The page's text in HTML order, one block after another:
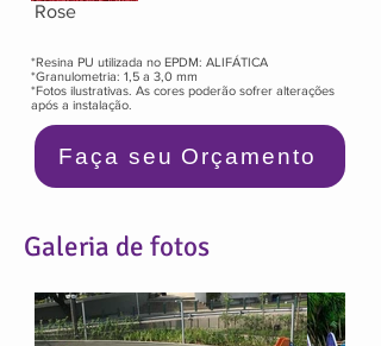
Rose
*Resina PU utilizada no EPDM: ALIFÁTICA
*Granulometria: 1,5 a 3,0 mm
*Fotos ilustrativas. As cores poderão sofrer alterações
após a instalação.
Faça seu Orçamento
Galeria de fotos